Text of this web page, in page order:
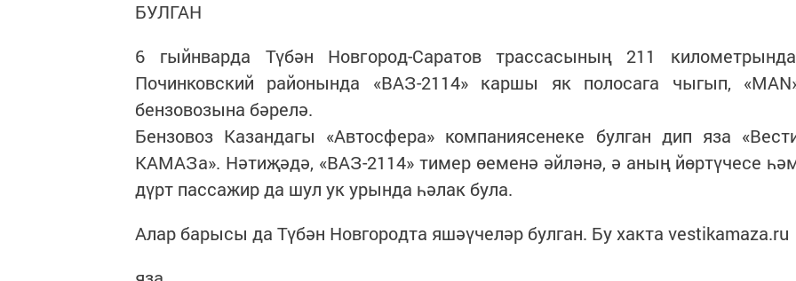
БУЛГАН
6 гыйнварда Түбән Новгород-Саратов трассасының 211
Починковский районында «ВАЗ-2114» каршы як полосага чыгып,
бензовозына бәрелә.
Бензовоз Казандагы «Автосфера» компаниясенеке булган дип яза
КАМАЗа». Нәтиҗәдә, «ВАЗ-2114» тимер өеменә әйләнә, ә аның йөртүчесе
дүрт пассажир да шул ук урында һәлак була.
Алар барысы да Түбән Новгородта яшәүчеләр булган. Бу хакта vestikamaza.ru